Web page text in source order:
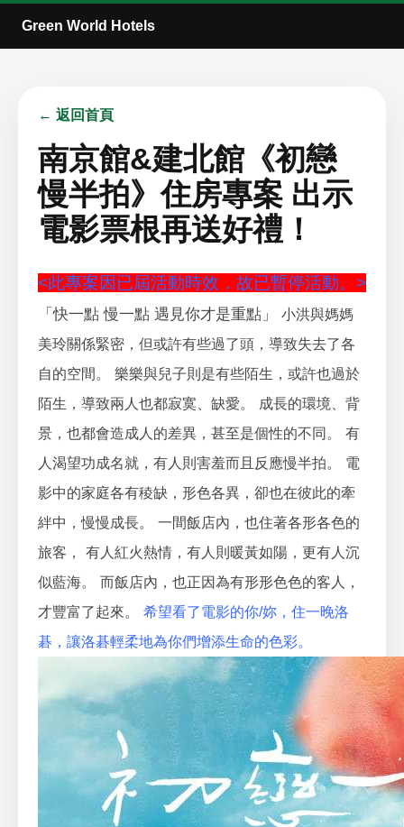
Green World Hotels
← 返回首頁
南京館&建北館《初戀
慢半拍》住房專案 出示
電影票根再送好禮！
<此專案因已屆活動時效，故已暫停活動。>
「快一點 慢一點 遇見你才是重點」 小洪與媽媽
美玲關係緊密，但或許有些過了頭，導致失去了各
自的空間。
樂樂與兒子則是有些陌生，或許也過於
陌生，導致兩人也都寂寞、缺愛。
成長的環境、背
景，也都會造成人的差異，甚至是個性的不同。
有
人渴望功成名就，有人則害羞而且反應慢半拍。
電
影中的家庭各有稜缺，形色各異，卻也在彼此的牽
絆中，慢慢成長。
一間飯店內，也住著各形各色的
旅客，
有人紅火熱情，有人則暖黃如陽，更有人沉
似藍海。
而飯店內，也正因為有形形色色的客人，
才豐富了起來。
希望看了電影的你/妳，住一晚洛
碁，讓洛碁輕柔地為你們增添生命的色彩。